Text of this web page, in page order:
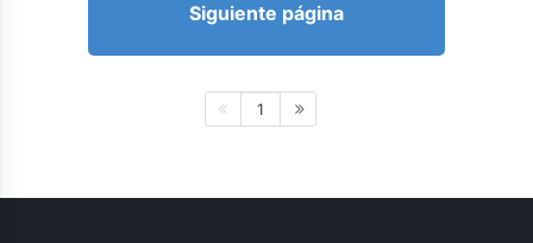
Siguiente página
1